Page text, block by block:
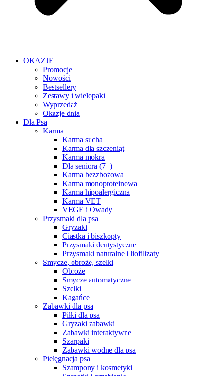
OKAZJE
Promocje
Nowości
Bestsellery
Zestawy i wielopaki
Wyprzedaż
Okazje dnia
Dla Psa
Karma
Karma sucha
Karma dla szczeniąt
Karma mokra
Dla seniora (7+)
Karma bezzbożowa
Karma monoproteinowa
Karma hipoalergiczna
Karma VET
VEGE i Owady
Przysmaki dla psa
Gryzaki
Ciastka i biszkopty
Przysmaki dentystyczne
Przysmaki naturalne i liofilizaty
Smycze, obroże, szelki
Obroże
Smycze automatyczne
Szelki
Kagańce
Zabawki dla psa
Piłki dla psa
Gryzaki zabawki
Zabawki interaktywne
Szarpaki
Zabawki wodne dla psa
Pielęgnacja psa
Szampony i kosmetyki